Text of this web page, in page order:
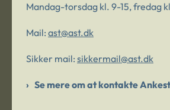
Mandag-torsdag kl. 9-15, fredag
Mail: ast@ast.dk
Sikker mail: sikkermail@ast.dk
Se mere om at kontakte